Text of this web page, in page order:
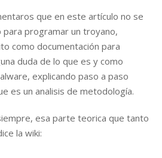
que en este artículo no se
para programar un troyano,
como documentación para
duda de lo que es y como
explicando paso a paso
es un analisis de metodología.
esa parte teorica que tanto
la wiki: